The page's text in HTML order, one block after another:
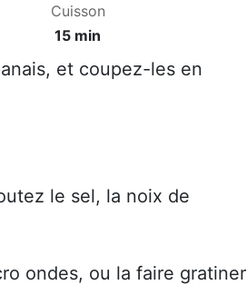
Cuisson
15 min
et coupez-les en
le sel, la noix de
ondes, ou la faire gratiner